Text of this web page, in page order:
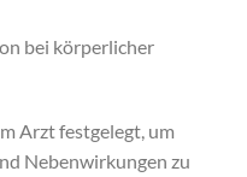
bei körperlicher
Arzt festgelegt, um
Nebenwirkungen zu